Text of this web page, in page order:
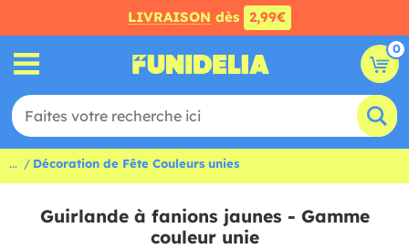
LIVRAISON dès 2,99€
0
... Décoration de Fête Couleurs unies
Guirlande à fanions jaunes - Gamme
couleur unie